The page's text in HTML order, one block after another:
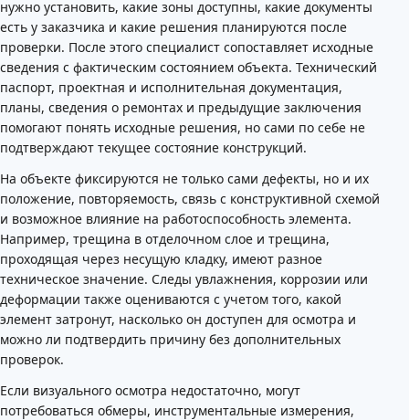
нужно установить, какие зоны доступны, какие документы
есть у заказчика и какие решения планируются после
проверки. После этого специалист сопоставляет исходные
сведения с фактическим состоянием объекта. Технический
паспорт, проектная и исполнительная документация,
планы, сведения о ремонтах и предыдущие заключения
помогают понять исходные решения, но сами по себе не
подтверждают текущее состояние конструкций.
На объекте фиксируются не только сами дефекты, но и их
положение, повторяемость, связь с конструктивной схемой
и возможное влияние на работоспособность элемента.
Например, трещина в отделочном слое и трещина,
проходящая через несущую кладку, имеют разное
техническое значение. Следы увлажнения, коррозии или
деформации также оцениваются с учетом того, какой
элемент затронут, насколько он доступен для осмотра и
можно ли подтвердить причину без дополнительных
проверок.
Если визуального осмотра недостаточно, могут
потребоваться обмеры, инструментальные измерения,